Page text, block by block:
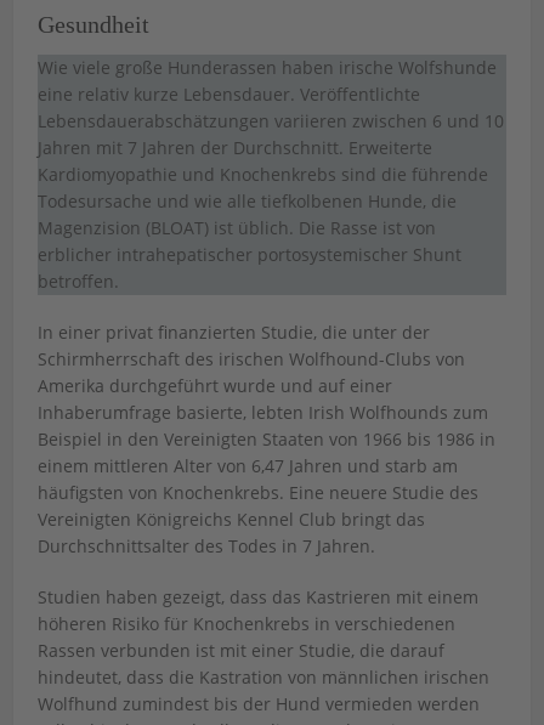
Gesundheit
Wie viele große Hunderassen haben irische Wolfshunde
eine relativ kurze Lebensdauer. Veröffentlichte
Lebensdauerabschätzungen variieren zwischen 6 und 10
Jahren mit 7 Jahren der Durchschnitt. Erweiterte
Kardiomyopathie und Knochenkrebs sind die führende
Todesursache und wie alle tiefkolbenen Hunde, die
Magenzision (BLOAT) ist üblich. Die Rasse ist von
erblicher intrahepatischer portosystemischer Shunt
betroffen.
In einer privat finanzierten Studie, die unter der
Schirmherrschaft des irischen Wolfhound-Clubs von
Amerika durchgeführt wurde und auf einer
Inhaberumfrage basierte, lebten Irish Wolfhounds zum
Beispiel in den Vereinigten Staaten von 1966 bis 1986 in
einem mittleren Alter von 6,47 Jahren und starb am
häufigsten von Knochenkrebs. Eine neuere Studie des
Vereinigten Königreichs Kennel Club bringt das
Durchschnittsalter des Todes in 7 Jahren.
Studien haben gezeigt, dass das Kastrieren mit einem
höheren Risiko für Knochenkrebs in verschiedenen
Rassen verbunden ist mit einer Studie, die darauf
hindeutet, dass die Kastration von männlichen irischen
Wolfhund zumindest bis der Hund vermieden werden